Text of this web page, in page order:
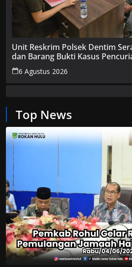
Unit Reskrim Polsek Dentim
dan Barang Bukti Kasus
Negeri Denpasar
6 Agustus 2026
Top News